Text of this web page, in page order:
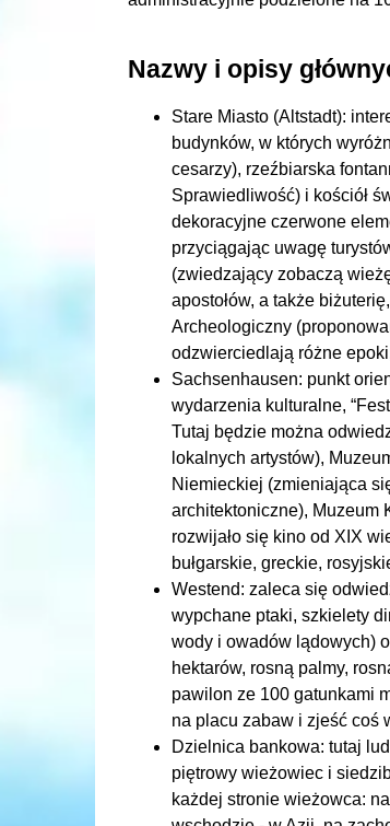
Nazwy i opisy
Stare Miasto (Altstadt):
budynków, w których
cesarzy), rzeźbiarska
Sprawiedliwość) i kościół
dekoracyjne czerwone
przyciągając uwagę
(zwiedzający zobaczą
apostołów, a także
Archeologiczny
odzwierciedlają różne
Sachsenhausen: punkt
wydarzenia kulturalne,
Tutaj będzie można
lokalnych artystów),
Niemieckiej (zmieniająca
architektoniczne), Muzeum
rozwijało się kino od XIX
bułgarskie, greckie,
Westend: zaleca się
wypchane ptaki, szkielety
wody i owadów lądowych)
hektarów, rosną palmy,
pawilon ze 100 gatunkami
na placu zabaw i zjeść coś
Dzielnica bankowa: tutaj
piętrowy wieżowiec i
każdej stronie wieżowca: